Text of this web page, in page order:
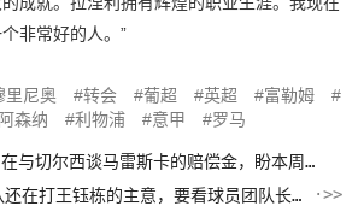
非常好的人。”
里尼奥 转会 葡超 英超
富勒姆
阿森纳 利物浦 意甲 罗马
天空体育：曼城仍在与切尔西谈马雷斯卡的赔偿金，盼本周敲定协议
苗原：听说德甲球队还在打王钰栋的主意，要看球员团队长期规划